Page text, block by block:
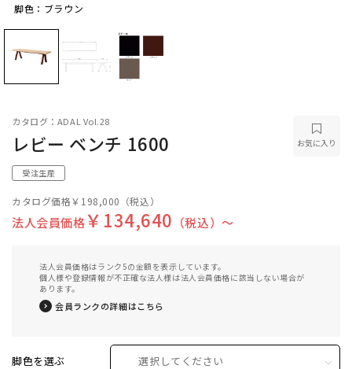
脚色：ブラウン
脚色：ブラウン
カタログ：ADAL Vol.28
レビー ベンチ 1600 お気に入り
受注生産
カタログ価格￥198,000 （税込）
法人会員価格￥134,640 （税込）〜
法人会員価格はランク5の金額を表示しています。
個人様や登録情報が不正確な法人様は法人会員価格に該当しない場合が
あります。
会員ランクの詳細はこちら
脚色を選ぶ 選択してください